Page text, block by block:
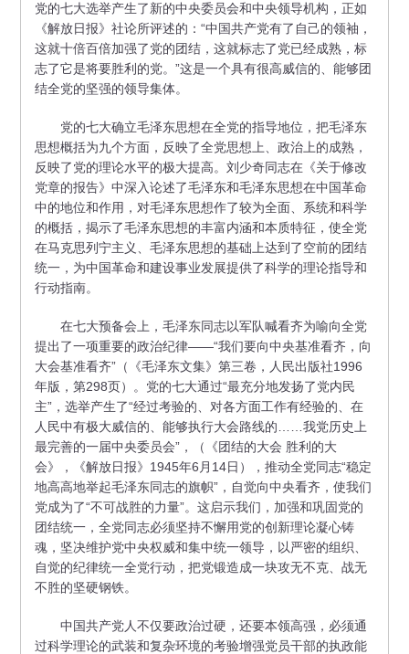
党的七大选举产生了新的中央委员会和中央领导机构，正如
《解放日报》社论所评述的：“中国共产党有了自己的领袖，
这就十倍百倍加强了党的团结，这就标志了党已经成熟，标
志了它是将要胜利的党。”这是一个具有很高威信的、能够团
结全党的坚强的领导集体。
党的七大确立毛泽东思想在全党的指导地位，把毛泽东
思想概括为九个方面，反映了全党思想上、政治上的成熟，
反映了党的理论水平的极大提高。刘少奇同志在《关于修改
党章的报告》中深入论述了毛泽东和毛泽东思想在中国革命
中的地位和作用，对毛泽东思想作了较为全面、系统和科学
的概括，揭示了毛泽东思想的丰富内涵和本质特征，使全党
在马克思列宁主义、毛泽东思想的基础上达到了空前的团结
统一，为中国革命和建设事业发展提供了科学的理论指导和
行动指南。
在七大预备会上，毛泽东同志以军队喊看齐为喻向全党
提出了一项重要的政治纪律——“我们要向中央基准看齐，向
大会基准看齐”（《毛泽东文集》第三卷，人民出版社1996
年版，第298页）。党的七大通过“最充分地发扬了党内民
主”，选举产生了“经过考验的、对各方面工作有经验的、在
人民中有极大威信的、能够执行大会路线的……我党历史上
最完善的一届中央委员会”，（《团结的大会 胜利的大
会》，《解放日报》1945年6月14日），推动全党同志“稳定
地高高地举起毛泽东同志的旗帜”，自觉向中央看齐，使我们
党成为了“不可战胜的力量”。这启示我们，加强和巩固党的
团结统一，全党同志必须坚持不懈用党的创新理论凝心铸
魂，坚决维护党中央权威和集中统一领导，以严密的组织、
自觉的纪律统一全党行动，把党锻造成一块攻无不克、战无
不胜的坚硬钢铁。
中国共产党人不仅要政治过硬，还要本领高强，必须通
过科学理论的武装和复杂环境的考验增强党员干部的执政能